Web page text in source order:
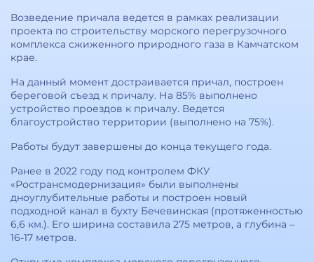
Возведение причала ведется в рамках реализации
проекта по строительству морского перегрузочного
комплекса сжиженного природного газа в Камчатском
крае.
На данный момент достраивается причал, построен
береговой съезд к причалу. На 85% выполнено
устройство проездов к причалу. Ведется
благоустройство территории (выполнено на 75%).
Работы будут завершены до конца текущего года.
Ранее в 2022 году под контролем ФКУ
«Ространсмодернизация» были выполнены
дноуглубительные работы и построен новый
подходной канал в бухту Бечевинская (протяженностью
6,6 км.). Его ширина составила 275 метров, а глубина –
16-17 метров.